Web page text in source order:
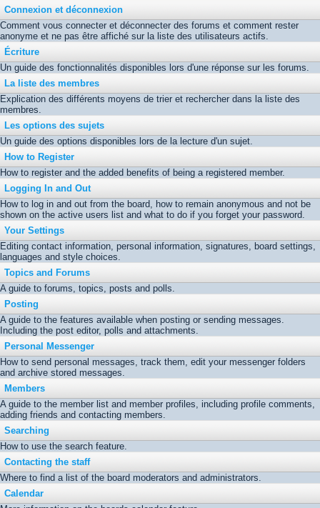
Connexion et déconnexion
Comment vous connecter et déconnecter des forums et comment rester
anonyme et ne pas être affiché sur la liste des utilisateurs actifs.
Écriture
Un guide des fonctionnalités disponibles lors d'une réponse sur les forums.
La liste des membres
Explication des différents moyens de trier et rechercher dans la liste des
membres.
Les options des sujets
Un guide des options disponibles lors de la lecture d'un sujet.
How to Register
How to register and the added benefits of being a registered member.
Logging In and Out
How to log in and out from the board, how to remain anonymous and not be
shown on the active users list and what to do if you forget your password.
Your Settings
Editing contact information, personal information, signatures, board settings,
languages and style choices.
Topics and Forums
A guide to forums, topics, posts and polls.
Posting
A guide to the features available when posting or sending messages.
Including the post editor, polls and attachments.
Personal Messenger
How to send personal messages, track them, edit your messenger folders
and archive stored messages.
Members
A guide to the member list and member profiles, including profile comments,
adding friends and contacting members.
Searching
How to use the search feature.
Contacting the staff
Where to find a list of the board moderators and administrators.
Calendar